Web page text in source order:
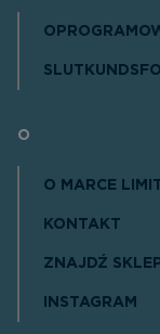
O
O MARCE
KONTAKT
ZNAJDŹ
INSTAGRAM